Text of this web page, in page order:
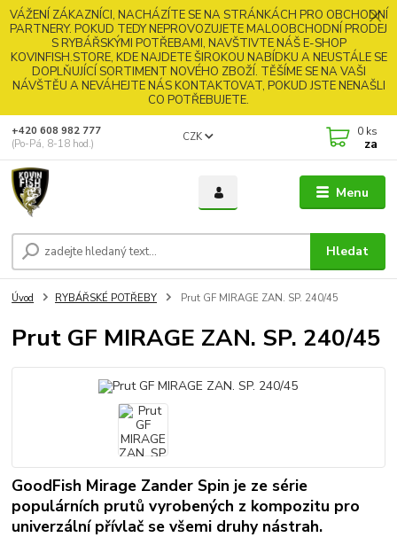
VÁŽENÍ ZÁKAZNÍCI, NACHÁZÍTE SE NA STRÁNKÁCH PRO OBCHODNÍ
PARTNERY. POKUD TEDY NEPROVOZUJETE MALOOBCHODNÍ PRODEJ
S RYBÁŘSKÝMI POTŘEBAMI, NAVŠTIVTE NÁŠ E-SHOP
KOVINFISH.STORE, KDE NAJDETE ŠIROKOU NABÍDKU A NEUSTÁLE SE
DOPLŇUJÍCÍ SORTIMENT NOVÉHO ZBOŽÍ. TĚŠÍME SE NA VAŠI
NÁVŠTĚU A NEVÁHEJTE NÁS KONTAKTOVAT, POKUD JSTE NENAŠLI
CO POTŘEBUJETE.
Menu
CZK
Hledat
+420 608 982 777
(Po-Pá, 8-18 hod.)
0 ks
za
Úvod RYBÁŘSKÉ POTŘEBY Prut GF MIRAGE ZAN. SP. 240/45
Prut GF MIRAGE ZAN. SP. 240/45
GoodFish Mirage Zander Spin je ze série
populárních prutů vyrobených z kompozitu pro
univerzální přívlač se všemi druhy nástrah.